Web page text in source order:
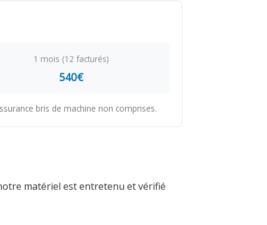
1 mois (12 facturés)
540€
bris de machine non comprises.
matériel est entretenu et vérifié